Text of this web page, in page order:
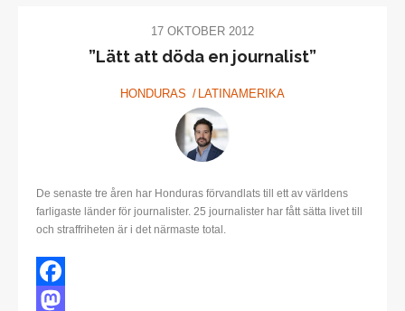
17 OKTOBER 2012
”Lätt att döda en journalist”
HONDURAS LATINAMERIKA
De senaste tre åren har Honduras förvandlats till ett av världens
farligaste länder för journalister. 25 journalister har fått sätta livet till
och straffriheten är i det närmaste total.
Facebook